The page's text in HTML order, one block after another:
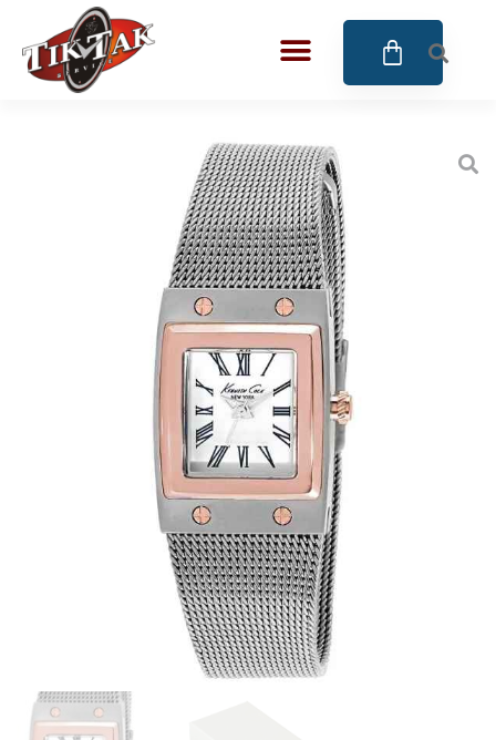
CANGO & RINALDI
CANGO & RINALDI CHARM
CANGO&RINALDI KARÓRÁK
DIVAT KARÓRÁK (Curren, Oulm,Naviforce, D-